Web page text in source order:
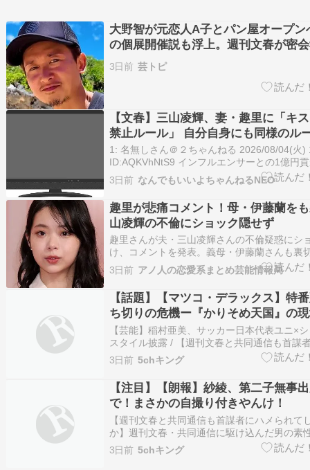
大野智が元恋人A子とパン屋オープン
の個展開催説も浮上。週刊文春が密
注目
3日前 芸トピ
【文春】三山凌輝、妻・趣里に「キ
禁止ルール」 自分自身にも同様のル
ていた
1: 名無しさん＠２ちゃんねる 2026/08/04(火)
ID:AQKVhNtS9 インフルエンサーとの1億円
乗り越え、昨年8月に結婚を発表した趣里と
には子供も誕生し […]
3日前 なんでもいいよちゃんねるNEO
趣里が悲痛コメント！母・伊藤蘭を
山凌輝の不倫にショック隠せず
趣里さんが夫・三山凌輝さんの不倫疑惑にシ
け、コメントを発表。義母・伊藤蘭さんも裏
める模様。 三山凌輝が『愛の不時着』共演の
乃まりあと“裏切り愛”《趣里の悲痛告白「夫
がないのかも」》 インフルエンサーとの1億
を乗り越え、昨年…
3日前 アノ人の恋愛系まとめ芸能情報局
【話題】【マツコ・デラックス】特
ち切りの危機ー『かりそめ天国』の
【芸能】稲村亜美、サッカー日本代表ユニ×
スタイル披露 / 【週刊文春と共同通信も首謀
てしまったのか】週刊文春・共同通信に駆け
性・・・そもそも松井健氏は、経歴からして
た / 【注目】【第一印象】「顔おしぼり」「
ホ」はアウ…
3日前 5chキング
【注目】【朗報】紗綾、第二子無事
で！まさかの自撮り付きやんけ！
【週刊文春と共同通信も首謀者にハメられて
か】週刊文春・共同通信に駆け込んだ男の素
そも松井健氏は、経歴からしてデタラメだっ
キオクシア、PTSでも投げ売りwwwwwwww /
3日前 5chキング